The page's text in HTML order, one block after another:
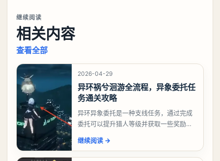
继续阅读
相关内容
查看全部
2026-04-29
异环祸兮洄游全流程，异象委托任
务通关攻略
异环异象委托是一种支线任务，通过完成
委托可以提升猎人等级并获取一些奖励，
么做，下面就来告诉大家。异环异象委托
祸兮洄游任务攻略
继续阅读 →